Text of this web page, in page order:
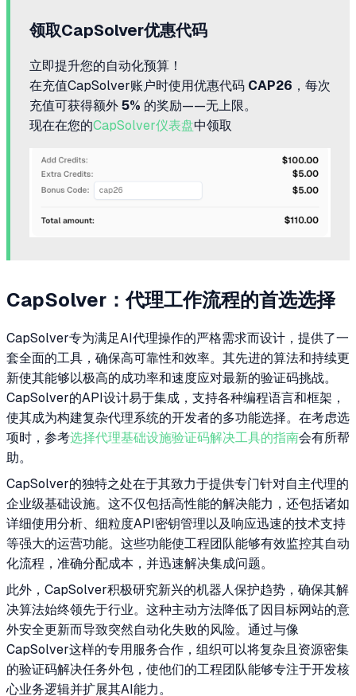
领取CapSolver优惠代码
立即提升您的自动化预算！
在充值CapSolver账户时使用优惠代码 CAP26 ，每次
充值可获得额外 5% 的奖励——无上限。
现在在您的CapSolver仪表盘中领取
CapSolver：代理工作流程的首选选择
CapSolver专为满足AI代理操作的严格需求而设计，提供了一
套全面的工具，确保高可靠性和效率。其先进的算法和持续更
新使其能够以极高的成功率和速度应对最新的验证码挑战。
CapSolver的API设计易于集成，支持各种编程语言和框架，
使其成为构建复杂代理系统的开发者的多功能选择。在考虑选
项时，参考选择代理基础设施验证码解决工具的指南会有所帮
助。
CapSolver的独特之处在于其致力于提供专门针对自主代理的
企业级基础设施。这不仅包括高性能的解决能力，还包括诸如
详细使用分析、细粒度API密钥管理以及响应迅速的技术支持
等强大的运营功能。这些功能使工程团队能够有效监控其自动
化流程，准确分配成本，并迅速解决集成问题。
此外，CapSolver积极研究新兴的机器人保护趋势，确保其解
决算法始终领先于行业。这种主动方法降低了因目标网站的意
外安全更新而导致突然自动化失败的风险。通过与像
CapSolver这样的专用服务合作，组织可以将复杂且资源密集
的验证码解决任务外包，使他们的工程团队能够专注于开发核
心业务逻辑并扩展其AI能力。